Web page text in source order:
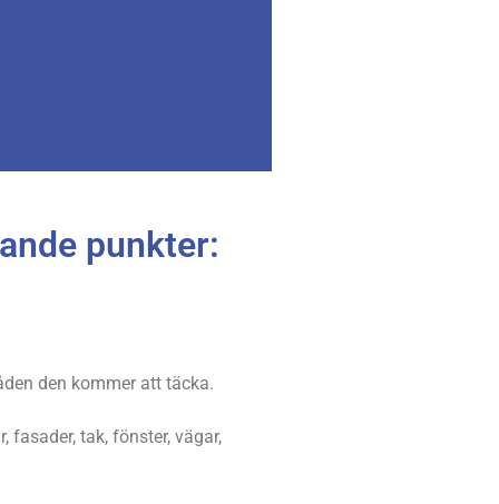
punkter:
den kommer att täcka.
fasader, tak, fönster, vägar,